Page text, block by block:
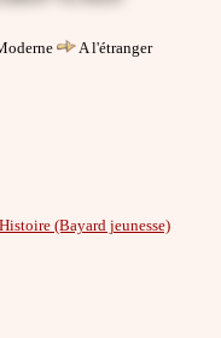
A l'étranger
(Bayard jeunesse)